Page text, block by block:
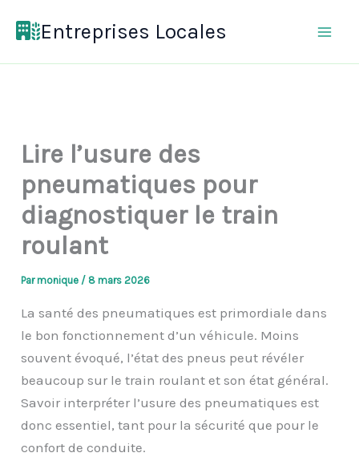
Entreprises Locales
Lire l’usure des
pneumatiques pour
diagnostiquer le train
roulant
Parmonique / 8 mars 2026
La santé des pneumatiques est primordiale dans
le bon fonctionnement d’un véhicule. Moins
souvent évoqué, l’état des pneus peut révéler
beaucoup sur le train roulant et son état général.
Savoir interpréter l’usure des pneumatiques est
donc essentiel, tant pour la sécurité que pour le
confort de conduite.